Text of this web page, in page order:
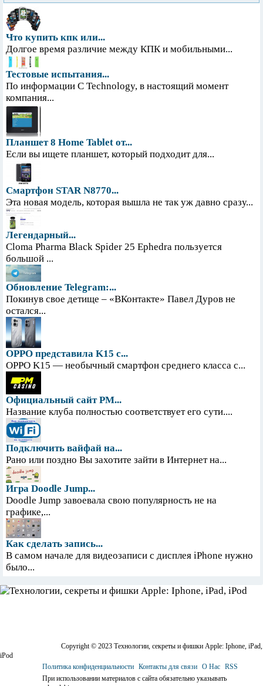
Что купить кпк или...
Долгое время различие между КПК и мобильными...
Тестовые испытания...
По информации С Technology, в настоящий момент
компания...
Планшет 8 Home Tablet от...
Если вы ищете планшет, который подходит для...
Смартфон STAR N8770...
Эта новая модель, которая вышла не так уж давно сразу...
Легендарный...
Cloma Pharma Black Spider 25 Ephedra пользуется
большой ...
Обновление Telegram:...
Покинув свое детище – «ВКонтакте» Павел Дуров не
остался...
OPPO представила K15 с...
OPPO K15 — необычный смартфон среднего класса с...
Официальный сайт PM...
Название клуба полностью соответствует его сути....
Подключить вайфай на...
Рано или поздно Вы захотите зайти в Интернет на...
Игра Doodle Jump...
Doodle Jump завоевала свою популярность не на
графике,...
Как сделать запись...
В самом начале для видеозаписи с дисплея iPhone нужно
было...
Copyright © 2023 Технологии, секреты и фишки Apple: Iphone, iPad,
iPod
Политика конфиденциальности Контакты для связи О Нас RSS
При использовании материалов с сайта обязательно указывать